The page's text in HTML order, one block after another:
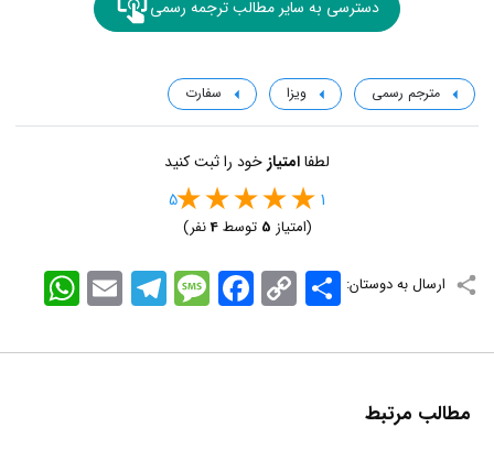
دسترسی به سایر مطالب ترجمه رسمی
مترجم رسمی ویزا سفارت
لطفاامتیاز خود را ثبت کنید
1
5
(امتیاز 5 توسط4نفر)
ارسال به دوستان: WhatsApp EmailTelegramMessageFacebook Copy
Link
اشتراک
مطالب مرتبط